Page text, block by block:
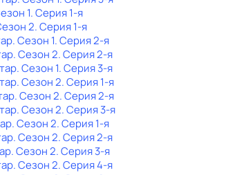
1. Серия 1-я
2. Серия 1-я
. Сезон 1. Серия 2-я
. Сезон 2. Серия 2-я
. Сезон 1. Серия 3-я
. Сезон 2. Серия 1-я
. Сезон 2. Серия 2-я
. Сезон 2. Серия 3-я
. Сезон 2. Серия 1-я
. Сезон 2. Серия 2-я
. Сезон 2. Серия 3-я
. Сезон 2. Серия 4-я